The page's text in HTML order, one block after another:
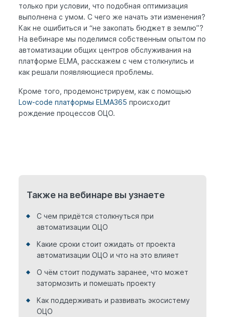
только при условии, что подобная оптимизация
выполнена с умом. С чего же начать эти изменения?
Как не ошибиться и “не закопать бюджет в землю”?
На вебинаре мы поделимся собственным опытом по
автоматизации общих центров обслуживания на
платформе ELMA, расскажем с чем столкнулись и
как решали появляющиеся проблемы.
Кроме того, продемонстрируем, как с помощью
Low-code платформы ELMA365 происходит
рождение процессов ОЦО.
Также на вебинаре вы узнаете
С чем придётся столкнуться при
автоматизации ОЦО
Какие сроки стоит ожидать от проекта
автоматизации ОЦО и что на это влияет
О чём стоит подумать заранее, что может
затормозить и помешать проекту
Как поддерживать и развивать экосистему
ОЦО